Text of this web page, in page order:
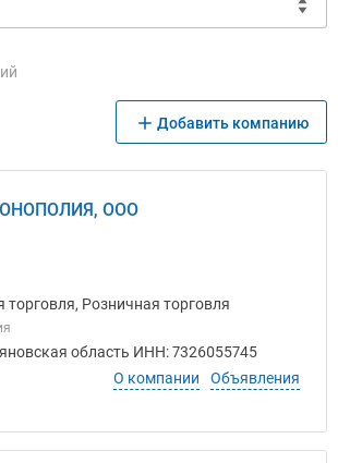
Добавить компанию
ООО
торговля, Розничная торговля
область ИНН: 7326055745
О компании
Объявления